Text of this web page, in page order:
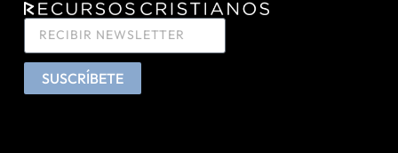
SUSCRÍBETE